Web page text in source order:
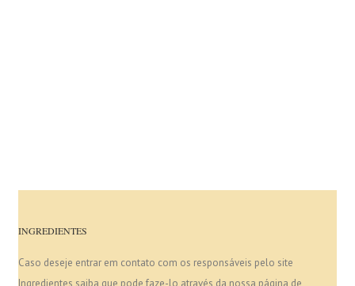
INGREDIENTES
Caso deseje entrar em contato com os responsáveis pelo site